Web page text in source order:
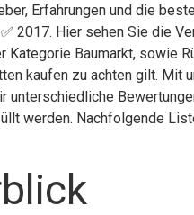
Erfahrungen und die
2017. Hier sehen Sie die
Baumarkt, sowie
kaufen zu achten gilt. Mit
werden. Nachfolgende